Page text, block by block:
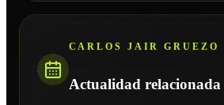
CARLOS JAIR GRUEZO
Actualidad relacionada